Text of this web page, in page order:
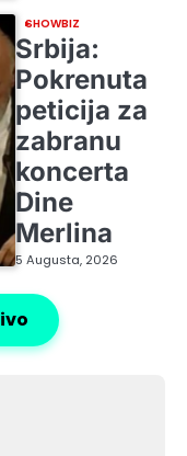
SHOWBIZ
Srbija:
Pokrenuta
peticija za
zabranu
koncerta
Dine
Merlina
5 Augusta, 2026